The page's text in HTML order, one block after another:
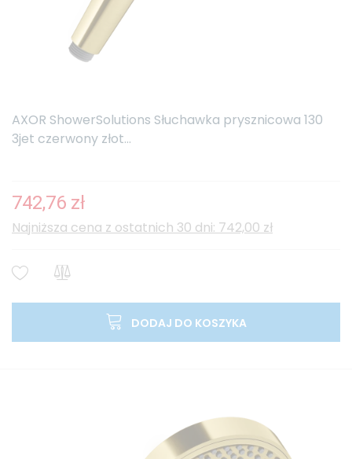
AXOR ShowerSolutions Słuchawka prysznicowa 130
3jet czerwony złot...
742,76 zł
Najniższa cena z ostatnich 30 dni: 742,00 zł
DODAJ DO KOSZYKA